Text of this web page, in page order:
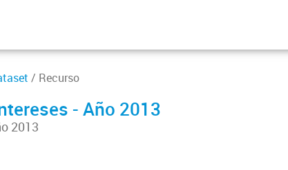
/ Recurso
- Año 2013
2013